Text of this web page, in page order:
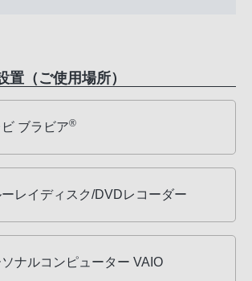
置（ご使用場所）
ブラビア®
レイディスク/DVDレコーダー
ナルコンピューター VAIO